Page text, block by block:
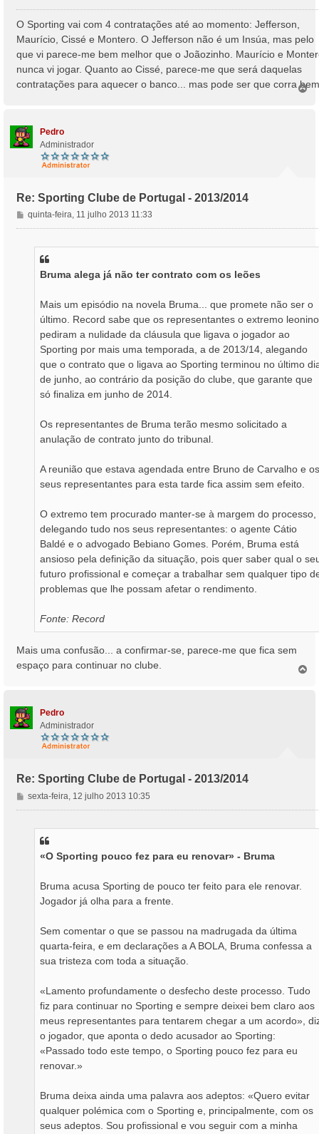
e
n
a
g
e
m
O Sporting vai com 4 contratações até ao momento: Jefferson,
Maurício, Cissé e Montero. O Jefferson não é um Insúa, mas pelo
que vi parece-me bem melhor que o Joãozinho. Maurício e
nunca vi jogar. Quanto ao Cissé, parece-me que será daquelas
contratações para aquecer o banco... mas pode ser que corra
T
Pedro
Administrador
Re: Sporting Clube de Portugal - 2013/2014
M
e
quinta-feira, 11 julho 2013 11:33
Bruma alega já não ter contrato com os leões
Mais um episódio na novela Bruma... que promete não ser o
último. Record sabe que os representantes o extremo leonino
pediram a nulidade da cláusula que ligava o jogador ao
Sporting por mais uma temporada, a de 2013/14, alegando
que o contrato que o ligava ao Sporting terminou no último
de junho, ao contrário da posição do clube, que garante que
só finaliza em junho de 2014.
Os representantes de Bruma terão mesmo solicitado a
anulação de contrato junto do tribunal.
A reunião que estava agendada entre Bruno de Carvalho e os
seus representantes para esta tarde fica assim sem efeito.
O extremo tem procurado manter-se à margem do processo,
delegando tudo nos seus representantes: o agente Cátio
Baldé e o advogado Bebiano Gomes. Porém, Bruma está
ansioso pela definição da situação, pois quer saber qual o
futuro profissional e começar a trabalhar sem qualquer tipo
problemas que lhe possam afetar o rendimento.
Fonte: Record
Mais uma confusão... a confirmar-se, parece-me que fica sem
espaço para continuar no clube.
Pedro
Administrador
Re: Sporting Clube de Portugal - 2013/2014
M
e
sexta-feira, 12 julho 2013 10:35
«O Sporting pouco fez para eu renovar» - Bruma
Bruma acusa Sporting de pouco ter feito para ele renovar.
Jogador já olha para a frente.
Sem comentar o que se passou na madrugada da última
quarta-feira, e em declarações a A BOLA, Bruma confessa a
sua tristeza com toda a situação.
«Lamento profundamente o desfecho deste processo. Tudo
fiz para continuar no Sporting e sempre deixei bem claro aos
meus representantes para tentarem chegar a um acordo»,
o jogador, que aponta o dedo acusador ao Sporting:
«Passado todo este tempo, o Sporting pouco fez para eu
renovar.»
Bruma deixa ainda uma palavra aos adeptos: «Quero evitar
qualquer polémica com o Sporting e, principalmente, com os
seus adeptos. Sou profissional e vou seguir com a minha